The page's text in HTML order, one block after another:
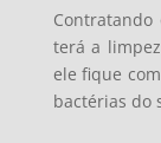
Contratando
terá a
ele fique
bactérias do